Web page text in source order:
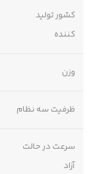
کشور تولید
کننده
وزن
ظرفیت سه نظام
سرعت در حالت
آزاد